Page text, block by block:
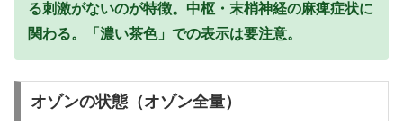
る刺激がないのが特徴。中枢・末梢神経の麻痺症状に
関わる。
「濃い茶色」での表示は要注意。
オゾンの状態（オゾン全量）